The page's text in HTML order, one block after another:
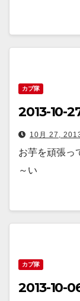
カブ隊
2013-10-
10月 27,
お芋を頑張っ
～い
カブ隊
2013-10-